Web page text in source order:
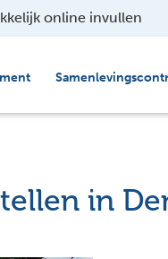
online invullen
in